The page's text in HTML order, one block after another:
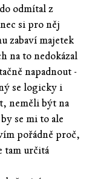
odmítal z
si pro něj
zabaví majetek
na to nedokázal
napadnout -
se logicky i
neměli být na
se mi to ale
pořádně proč,
tam určitá